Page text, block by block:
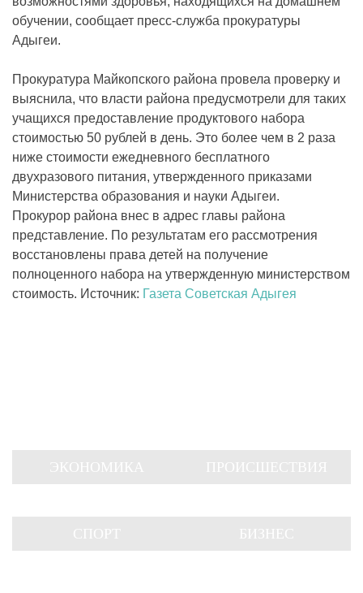
обучении, сообщает пресс-служба прокуратуры
Адыгеи.
Прокуратура Майкопского района провела проверку и
выяснила, что власти района предусмотрели для таких
учащихся предоставление продуктового набора
стоимостью 50 рублей в день. Это более чем в 2 раза
ниже стоимости ежедневного бесплатного
двухразового питания, утвержденного приказами
Министерства образования и науки Адыгеи.
Прокурор района внес в адрес главы района
представление. По результатам его рассмотрения
восстановлены права детей на получение
полноценного набора на утвержденную министерством
стоимость. Источник: Газета Советская Адыгея